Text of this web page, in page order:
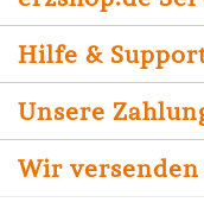
Hilfe &
Unsere
Wir